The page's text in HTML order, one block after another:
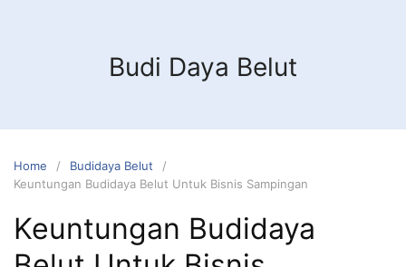
Budi Daya Belut
Home
Budidaya Belut
Keuntungan Budidaya Belut Untuk Bisnis Sampingan
Keuntungan Budidaya